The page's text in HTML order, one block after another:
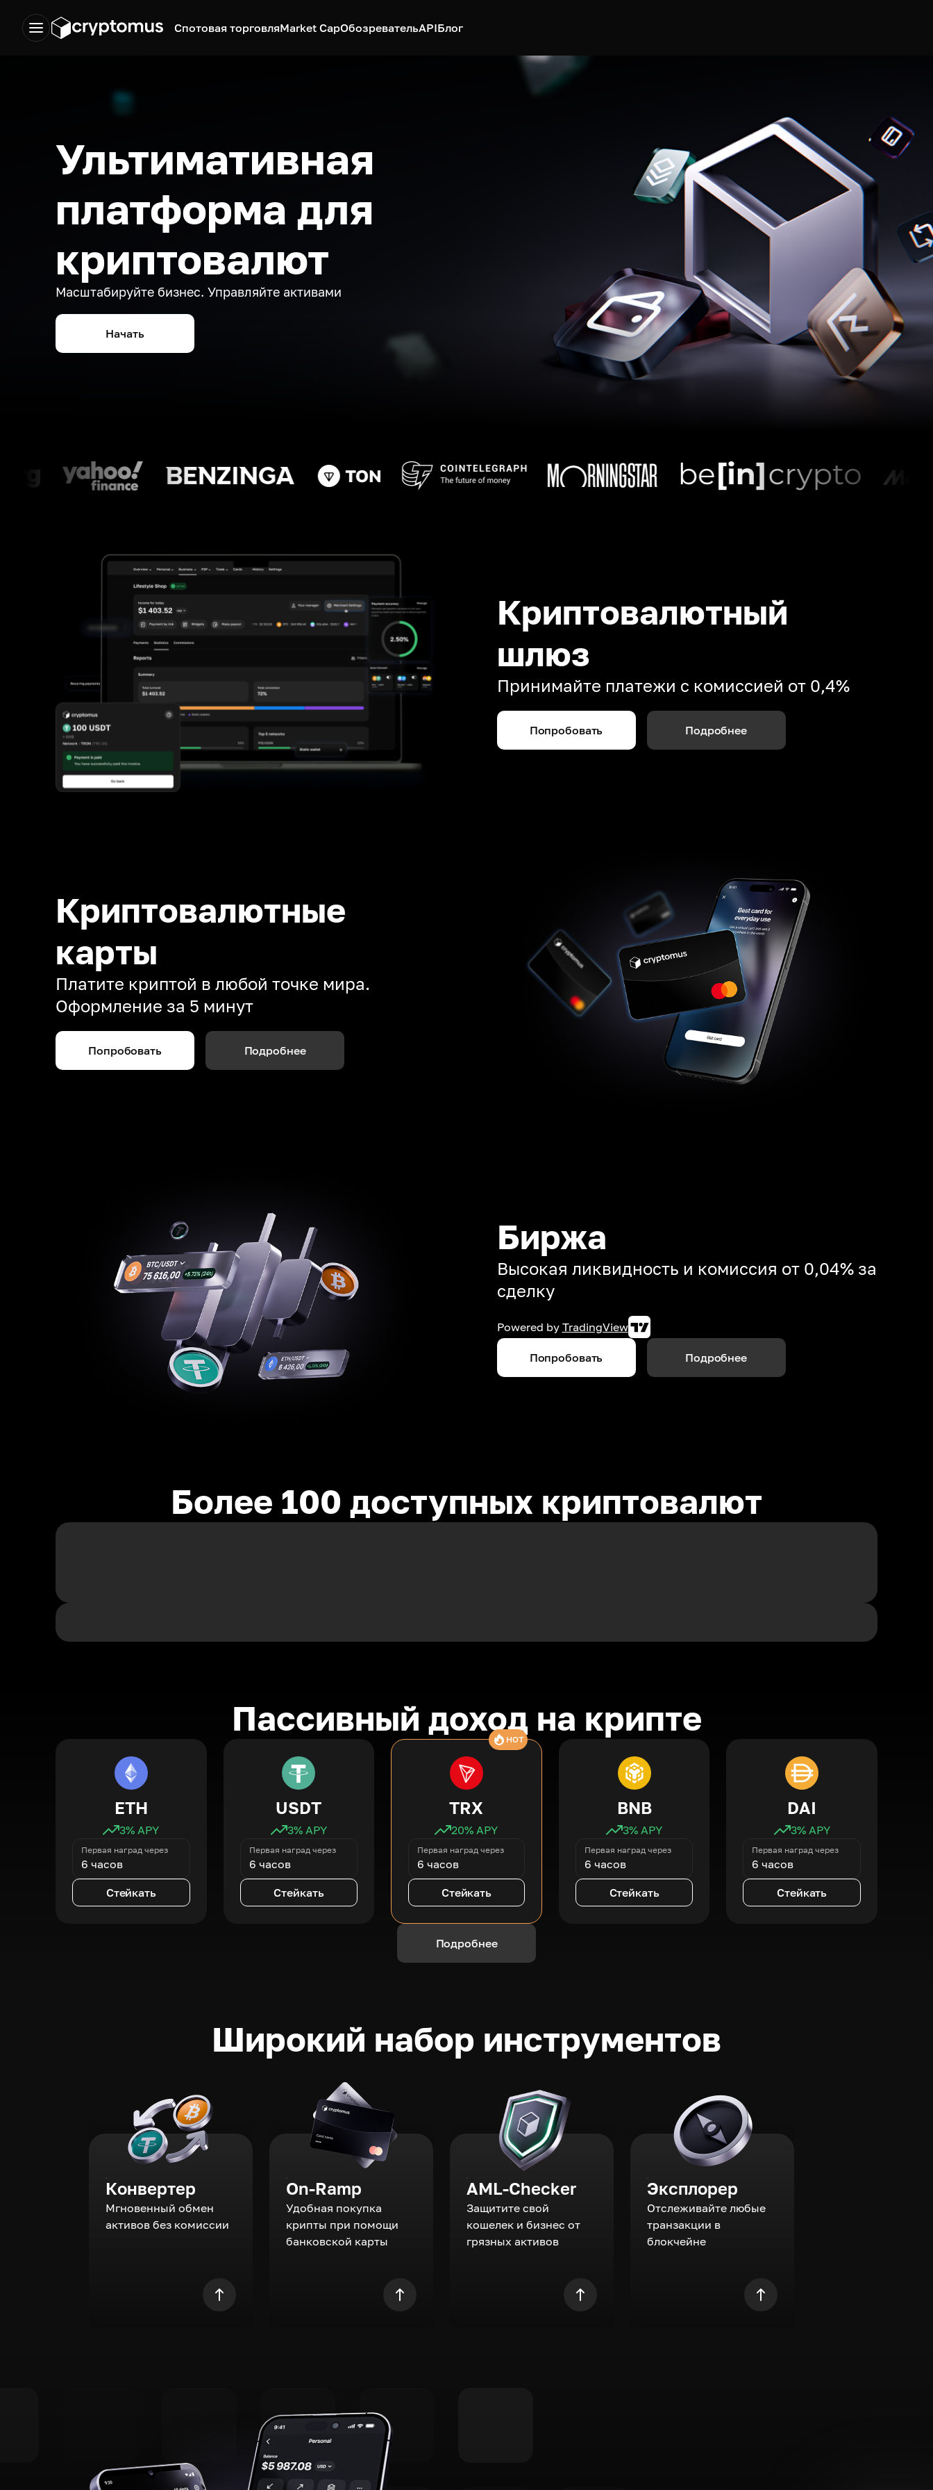
Спотовая торговляMarket CapОбозревательAPIБлог
Ультимативная
платформа для
криптовалют
Масштабируйте бизнес. Управляйте активами
Начать
Криптовалютный
шлюз
Принимайте платежи с комиссией от 0,4%
Попробовать Подробнее
Криптовалютные
карты
Платите криптой в любой точке мира.
Оформление за 5 минут
Попробовать Подробнее
Биржа
Высокая ликвидность и комиссия от 0,04% за
сделку
Powered by TradingView
Попробовать Подробнее
Более 100 доступных криптовалют
Пассивный доход на крипте
ETH
3% APY
Первая наград через
6 часов
Стейкать
USDT
3% APY
Первая наград через
6 часов
Стейкать
HOT
TRX
20% APY
Первая наград через
6 часов
Стейкать
BNB
3% APY
Первая наград через
6 часов
Стейкать
DAI
3% APY
Первая наград через
6 часов
Стейкать
Подробнее
Широкий набор инструментов
Конвертер
Мгновенный обмен
активов без комиссии
On-Ramp
Удобная покупка
крипты при помощи
банковской карты
AML-Checker
Защитите свой
кошелек и бизнес от
грязных активов
Эксплорер
Отслеживайте любые
транзакции в
блокчейне